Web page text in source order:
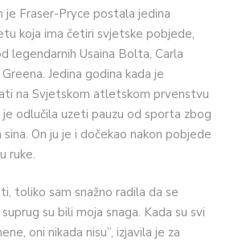
je Fraser-Pryce postala jedina
koja ima četiri svjetske pobjede,
legendarnih Usaina Bolta, Carla
Jedina godina kada je
na Svjetskom atletskom prvenstvu
je odlučila uzeti pauzu od sporta zbog
On ju je i dočekao nakon pobjede
ruke.
toliko sam snažno radila da se
su bili moja snaga. Kada su svi
oni nikada nisu”, izjavila je za